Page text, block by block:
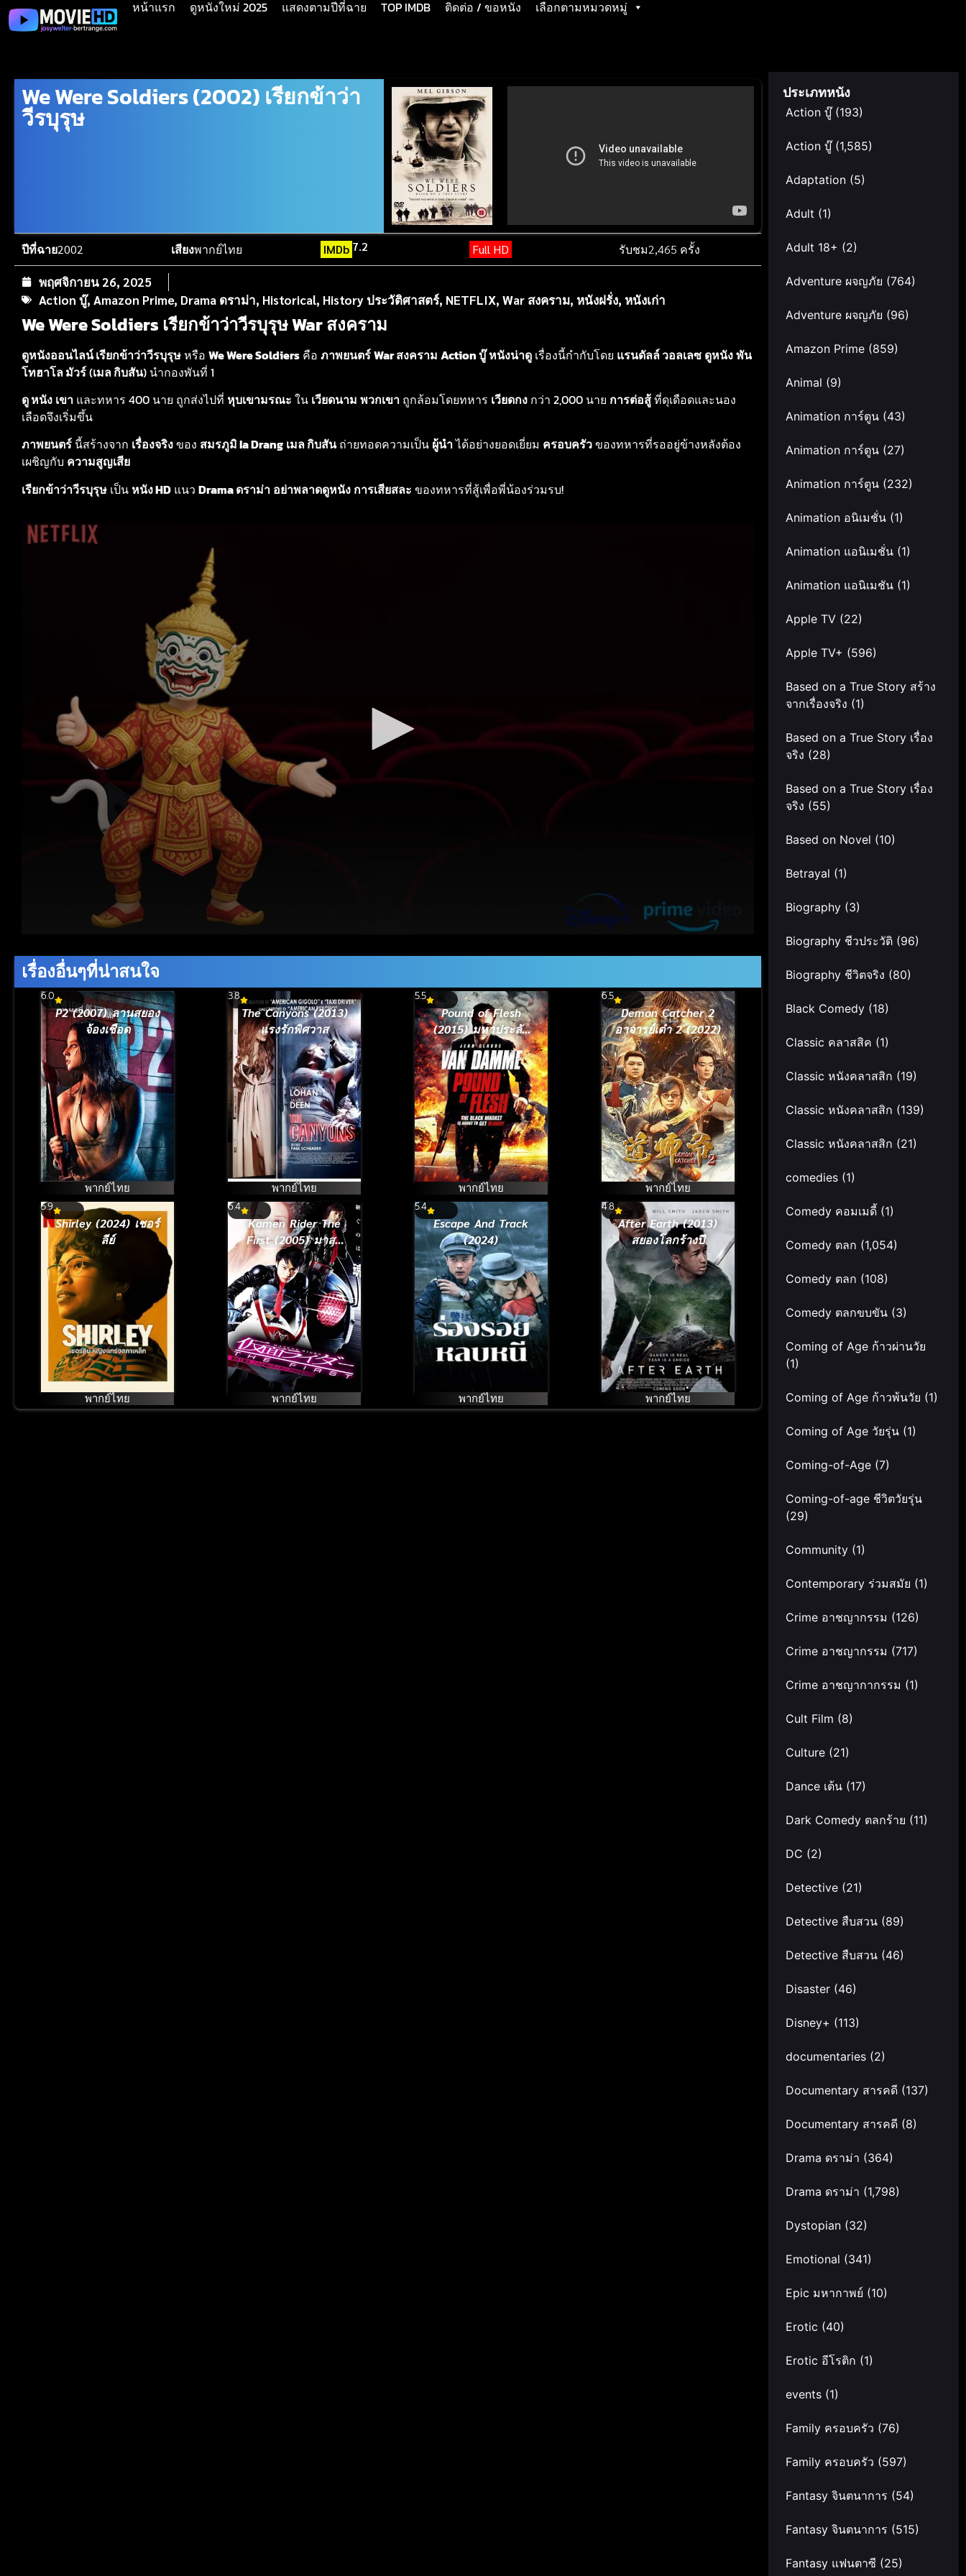
หน้าแรก ดูหนังใหม่ 2025 แสดงตามปีที่ฉาย TOP IMDB ติดต่อ / ขอหนัง เลือกตามหมวดหมู่
We Were Soldiers (2002) เรียกข้าว่า
วีรบุรุษ
ปีที่ฉาย2002 เสียงพากย์ไทย IMDb7.2 Full HD รับชม2,465 ครั้ง
พฤศจิกายน 26, 2025
Action บู๊, Amazon Prime, Drama ดราม่า, Historical, History ประวัติศาสตร์, NETFLIX, War สงคราม, หนังฝรั่ง, หนังเก่า
We Were Soldiers เรียกข้าว่าวีรบุรุษ War สงคราม
ดูหนังออนไลน์ เรียกข้าว่าวีรบุรุษหรือ We Were Soldiers คือ ภาพยนตร์War สงคราม Action บู๊ หนังน่าดู เรื่องนี้กำกับโดย แรนดัลล์ วอลเลซ ดูหนังพัน
โทฮาโล มัวร์(เมล กิบสัน) นำกองพันที่ 1
ดู หนัง เขา และทหาร 400 นาย ถูกส่งไปที่ หุบเขามรณะ ใน เวียดนาม พวกเขา ถูกล้อมโดยทหาร เวียดกง กว่า 2,000 นาย การต่อสู้ที่ดุเดือดและนอง
เลือดจึงเริ่มขึ้น
ภาพยนตร์ นี้สร้างจาก เรื่องจริงของ สมรภูมิ Ia Drang เมล กิบสันถ่ายทอดความเป็น ผู้นำได้อย่างยอดเยี่ยม ครอบครัวของทหารที่รออยู่ข้างหลังต้อง
เผชิญกับ ความสูญเสีย
เรียกข้าว่าวีรบุรุษ เป็น หนัง HD แนว Drama ดราม่า อย่าพลาดดูหนัง การเสียสละ ของทหารที่สู้เพื่อพี่น้องร่วมรบ!
เรื่องอื่นๆที่น่าสนใจ
6.0
P2 (2007) ลานสยอง
จ้องเชือด
พากย์ไทย
3.8
The Canyons (2013)
แรงรักพิศวาส
พากย์ไทย
5.5
Pound of Flesh
(2015) มหาประลัย
ทวงเดือด
พากย์ไทย
6.5
Demon Catcher 2
อาจารย์เต๋า 2 (2022)
พากย์ไทย
5.9
Shirley (2024) เชอร์
ลีย์
พากย์ไทย
6.4
Kamen Rider The
First (2005) มาสค์
ไรเดอร์ เดอะ เฟิร์ส
พากย์ไทย
5.4
Escape And Track
(2024)
พากย์ไทย
4.8
After Earth (2013)
สยองโลกร้างปี
พากย์ไทย
ประเภทหนัง
Action บู๊(193)
Action บู๊(1,585)
Adaptation (5)
Adult (1)
Adult 18+ (2)
Adventure ผจญภัย (764)
Adventure ผจญภัย (96)
Amazon Prime (859)
Animal (9)
Animation การ์ตูน (43)
Animation การ์ตูน (27)
Animation การ์ตูน (232)
Animation อนิเมชั่น (1)
Animation แอนิเมชั่น (1)
Animation แอนิเมชัน (1)
Apple TV (22)
Apple TV+ (596)
Based on a True Story สร้าง
จากเรื่องจริง (1)
Based on a True Story เรื่อง
จริง (28)
Based on a True Story เรื่อง
จริง (55)
Based on Novel (10)
Betrayal (1)
Biography (3)
Biography ชีวประวัติ (96)
Biography ชีวิตจริง (80)
Black Comedy (18)
Classic คลาสสิค (1)
Classic หนังคลาสสิก (19)
Classic หนังคลาสสิก (139)
Classic หนังคลาสสิก (21)
comedies (1)
Comedy คอมเมดี้ (1)
Comedy ตลก (1,054)
Comedy ตลก (108)
Comedy ตลกขบขัน (3)
Coming of Age ก้าวผ่านวัย
(1)
Coming of Age ก้าวพ้นวัย (1)
Coming of Age วัยรุ่น (1)
Coming-of-Age (7)
Coming-of-age ชีวิตวัยรุ่น
(29)
Community (1)
Contemporary ร่วมสมัย (1)
Crime อาชญากรรม (126)
Crime อาชญากรรม (717)
Crime อาชญากากรรม (1)
Cult Film (8)
Culture (21)
Dance เต้น (17)
Dark Comedy ตลกร้าย (11)
DC (2)
Detective (21)
Detective สืบสวน (89)
Detective สืบสวน (46)
Disaster (46)
Disney+ (113)
documentaries (2)
Documentary สารคดี (137)
Documentary สารคดี (8)
Drama ดราม่า (364)
Drama ดราม่า (1,798)
Dystopian (32)
Emotional (341)
Epic มหากาพย์ (10)
Erotic (40)
Erotic อีโรติก (1)
events (1)
Family ครอบครัว (76)
Family ครอบครัว (597)
Fantasy จินตนาการ (54)
Fantasy จินตนาการ (515)
Fantasy แฟนตาซี (25)